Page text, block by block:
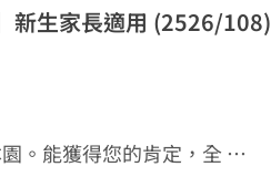
新生家長適用 (2526/108)
。能獲得您的肯定，全 …